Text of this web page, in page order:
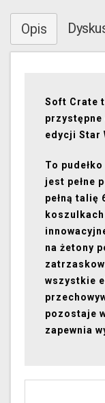
Opis
Soft Crate
edycji Star
To
jest pełne
pełną talię
na żetony
wszystkie
pozostaje
zapewnia